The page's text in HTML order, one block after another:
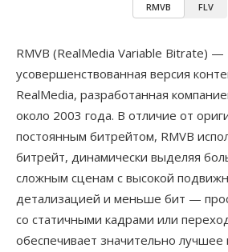
RMVB FLV
RMVB (RealMedia Variable Bitrate) —
усовершенствованная версия
RealMedia, разработанная
около 2003 года. В отличие от
постоянным битрейтом, RMVB
битрейт, динамически выделяя
сложным сценам с высокой
детализацией и меньше бит —
со статичными кадрами или
обеспечивает значительно лучшее